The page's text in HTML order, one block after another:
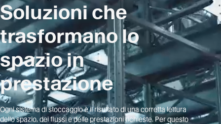
Soluzioni che
trasformano lo
spazio in
prestazione
Ogni sistema di stoccaggio è il risultato di una corretta lettura
dello spazio, dei flussi e delle prestazioni richieste. Per questo